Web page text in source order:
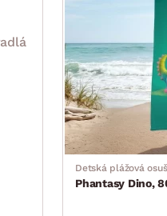
Detská plážová
Phantasy Dino,